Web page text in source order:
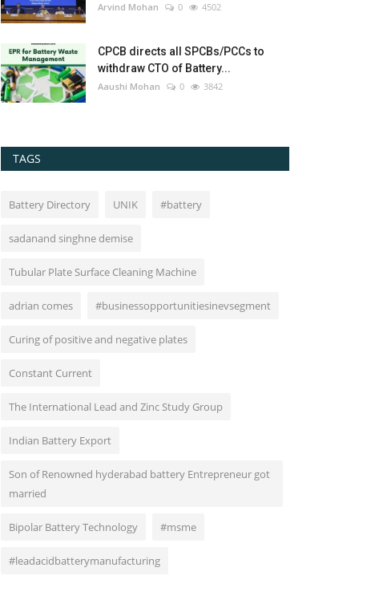
Arvind Mohan 0 4502
CPCB directs all SPCBs/PCCs to
withdraw CTO of Battery...
Aaushi Mohan 0 3842
TAGS
Battery Directory UNIK #battery
sadanand singhne demise
Tubular Plate Surface Cleaning Machine
adrian comes #businessopportunitiesinevsegment
Curing of positive and negative plates
Constant Current
The International Lead and Zinc Study Group
Indian Battery Export
Son of Renowned hyderabad battery Entrepreneur got
married
Bipolar Battery Technology #msme
#leadacidbatterymanufacturing